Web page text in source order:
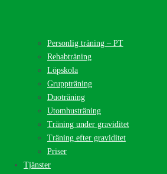
Personlig träning – PT
Rehabträning
Löpskola
Gruppträning
Duoträning
Utomhusträning
Träning under graviditet
Träning efter graviditet
Priser
Tjänster